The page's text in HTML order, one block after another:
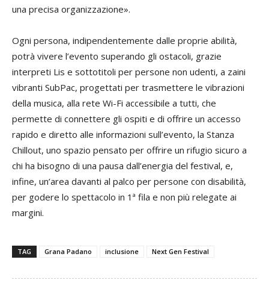
una precisa organizzazione».
Ogni persona, indipendentemente dalle proprie abilità,
potrà vivere l’evento superando gli ostacoli, grazie
interpreti Lis e sottotitoli per persone non udenti, a zaini
vibranti SubPac, progettati per trasmettere le vibrazioni
della musica, alla rete Wi-Fi accessibile a tutti, che
permette di connettere gli ospiti e di offrire un accesso
rapido e diretto alle informazioni sull’evento, la Stanza
Chillout, uno spazio pensato per offrire un rifugio sicuro a
chi ha bisogno di una pausa dall’energia del festival, e,
infine, un’area davanti al palco per persone con disabilità,
per godere lo spettacolo in 1ª fila e non più relegate ai
margini.
TAG Grana Padano inclusione Next Gen Festival